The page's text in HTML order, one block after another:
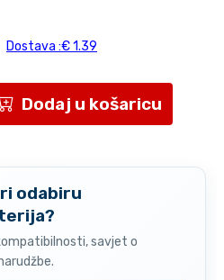
Dostava :€ 1.39
Dodaj u košaricu
odabiru
savjet o